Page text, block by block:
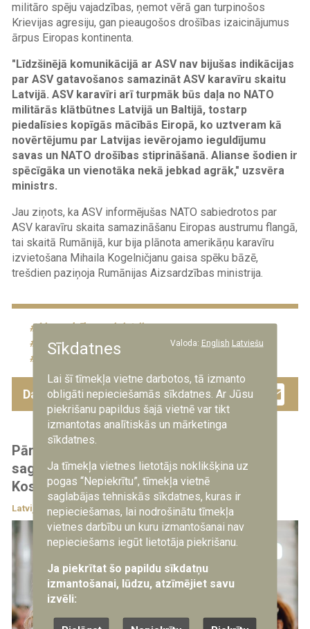
militāro spēju vajadzības, ņemot vērā gan turpinošos
Krievijas agresiju, gan pieaugošos drošības izaicinājumus
ārpus Eiropas kontinenta.
"Līdzšinējā komunikācijā ar ASV nav bijušas indikācijas
par ASV gatavošanos samazināt ASV karavīru skaitu
Latvijā. ASV karavīri arī turpmāk būs daļa no NATO
militārās klātbūtnes Latvijā un Baltijā, tostarp
piedalīsies kopīgās mācībās Eiropā, ko uztveram kā
novērtējumu par Latvijas ievērojamo ieguldījumu
savas un NATO drošības stiprināšanā. Alianse šodien ir
spēcīgāka un vienotāka nekā jebkad agrāk," uzsvēra
ministrs.
Jau ziņots, ka ASV informējušas NATO sabiedrotos par
ASV karavīru skaita samazināšanu Eiropas austrumu flangā,
tai skaitā Rumānijā, kur bija plānota amerikāņu karavīru
izvietošana Mihaila Kogelničjanu gaisa spēku bāzē,
trešdien paziņoja Rumānijas Aizsardzības ministrija.
Aizsardzības ministrija
aizsardzības ministrs
ASV
NATO
starptautiskā sadarbība
Dalies ar šo ziņu Facebook
Twitter
Pārnākuši mājās: Latvijas karavīri svinīgi
sagaidīti no starptautiskās operācijas
Kosovā
Latvijā Vakar, 15:30
Sīkdatnes Valoda: English Latviešu
Lai šī tīmekļa vietne darbotos, tā izmanto
obligāti nepieciešamās sīkdatnes. Ar Jūsu
piekrišanu papildus šajā vietnē var tikt
izmantotas analītiskās un mārketinga
sīkdatnes.
Ja tīmekļa vietnes lietotājs noklikšķina uz
pogas “Nepiekrītu”, tīmekļa vietnē
saglabājas tehniskās sīkdatnes, kuras ir
nepieciešamas, lai nodrošinātu tīmekļa
vietnes darbību un kuru izmantošanai nav
nepieciešams iegūt lietotāja piekrišanu.
Ja piekrītat šo papildu sīkdatņu
izmantošanai, lūdzu, atzīmējiet savu
izvēli: